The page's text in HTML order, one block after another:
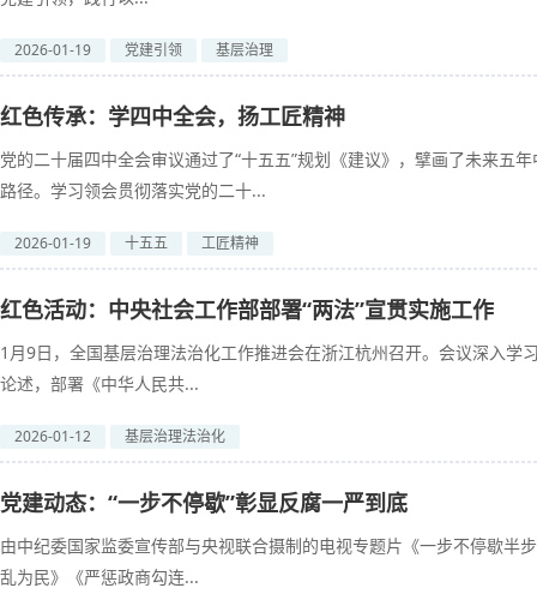
2026-01-19 党建引领 基层治理
红色传承：学四中全会，扬工匠精神
党的二十届四中全会审议通过了“十五五”规划《建议》，擘画了未来五
路径。学习领会贯彻落实党的二十...
2026-01-19 十五五 工匠精神
红色活动：中央社会工作部部署“两法”宣贯实施工作
1月9日，全国基层治理法治化工作推进会在浙江杭州召开。会议深入
论述，部署《中华人民共...
2026-01-12 基层治理法治化
党建动态：“一步不停歇”彰显反腐一严到底
由中纪委国家监委宣传部与央视联合摄制的电视专题片《一步不停歇半
乱为民》《严惩政商勾连...